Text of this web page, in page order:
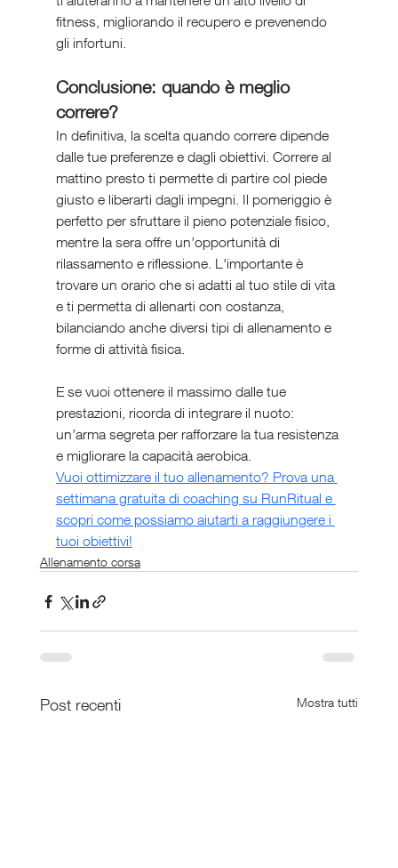
fitness, migliorando il recupero e prevenendo
gli infortuni.
Conclusione: quando è meglio
correre?
In definitiva, la scelta quando correre dipende
dalle tue preferenze e dagli obiettivi. Correre al
mattino presto ti permette di partire col piede
giusto e liberarti dagli impegni. Il pomeriggio è
perfetto per sfruttare il pieno potenziale fisico,
mentre la sera offre un’opportunità di
rilassamento e riflessione. L'importante è
trovare un orario che si adatti al tuo stile di vita
e ti permetta di allenarti con costanza,
bilanciando anche diversi tipi di allenamento e
forme di attività fisica.
E se vuoi ottenere il massimo dalle tue
prestazioni, ricorda di integrare il nuoto:
un’arma segreta per rafforzare la tua resistenza
e migliorare la capacità aerobica.
Vuoi ottimizzare il tuo allenamento? Prova una
settimana gratuita di coaching su RunRitual e
scopri come possiamo aiutarti a raggiungere i
tuoi obiettivi!
Allenamento corsa
Post recenti Mostra tutti